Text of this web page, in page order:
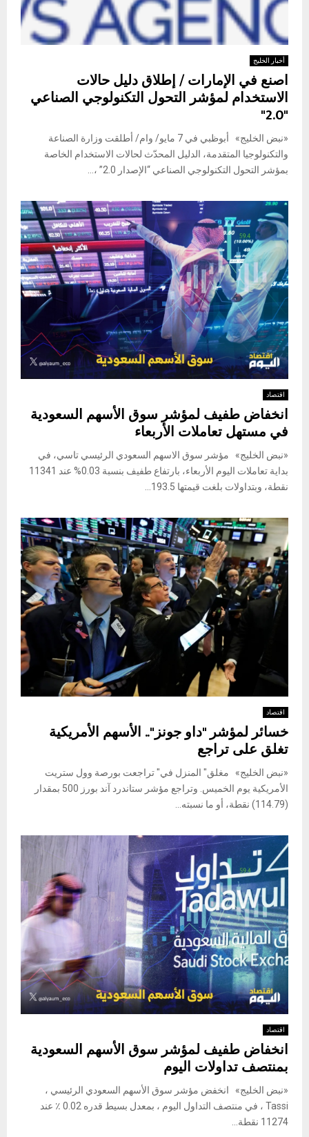
أخبار الخليج
اصنع في الإمارات / إطلاق دليل حالات
الاستخدام لمؤشر التحول التكنولوجي الصناعي
"2.0"
«نبض الخليج» أبوظبي في 7 مايو/ وام/ أطلقت وزارة الصناعة
والتكنولوجيا المتقدمة، الدليل المحدّث لحالات الاستخدام الخاصة
بمؤشر التحول التكنولوجي الصناعي “الإصدار 2.0” ،...
اقتصاد
انخفاض طفيف لمؤشر سوق الأسهم السعودية
في مستهل تعاملات الأربعاء
«نبض الخليج» مؤشر سوق الاسهم السعودي الرئيسي تاسي، في
بداية تعاملات اليوم الأربعاء، بارتفاع طفيف بنسبة 0.03% عند 11341
نقطة، وبتداولات بلغت قيمتها 193.5...
اقتصاد
خسائر لمؤشر "داو جونز".. الأسهم الأمريكية
تغلق على تراجع
«نبض الخليج» مغلق" المنزل في" تراجعت بورصة وول ستريت
الأمريكية يوم الخميس. وتراجع مؤشر ستاندرد آند بورز 500 بمقدار
(114.79) نقطة، أو ما نسبته...
اقتصاد
انخفاض طفيف لمؤشر سوق الأسهم السعودية
بمنتصف تداولات اليوم
«نبض الخليج» انخفض مؤشر سوق الأسهم السعودي الرئيسي ،
Tassi ، في منتصف التداول اليوم ، بمعدل بسيط قدره 0.02 ٪ عند
11274 نقطة...